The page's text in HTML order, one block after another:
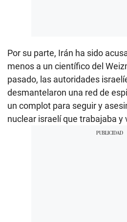
Por su parte, Irán ha sido
menos a un científico del
pasado, las autoridades
desmantelaron una red de
un complot para seguir y
nuclear israelí que trabajaba y